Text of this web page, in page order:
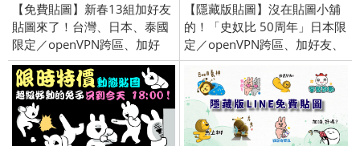
【免費貼圖】新春13組加好友
貼圖來了！台灣、日本、泰國
限定／openVPN跨區、加好
友、綁門號／2018/2/13
【隱藏版貼圖】沒在貼圖小舖
的！「史奴比 50周年」日本限
定／openVPN跨區、加好友、
綁門號／2018/5/21